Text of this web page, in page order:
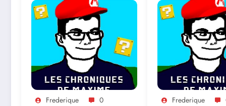
Frederique 0 Frederique